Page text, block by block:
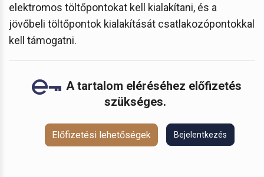
elektromos töltőpontokat kell kialakítani, és a
jövőbeli töltőpontok kialakítását csatlakozópontokkal
kell támogatni.
A tartalom eléréséhez előfizetés
szükséges.
Előfizetési lehetőségek Bejelentkezés